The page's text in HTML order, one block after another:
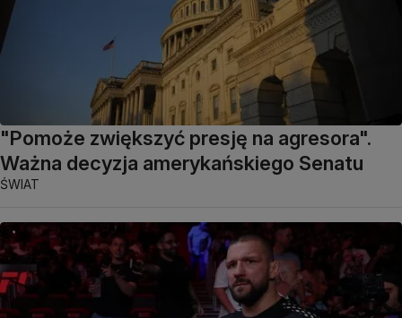
"Pomoże zwiększyć presję na agresora".
Ważna decyzja amerykańskiego Senatu
ŚWIAT